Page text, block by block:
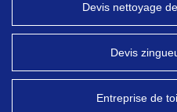
Devis nettoyage
Devis
Entreprise de